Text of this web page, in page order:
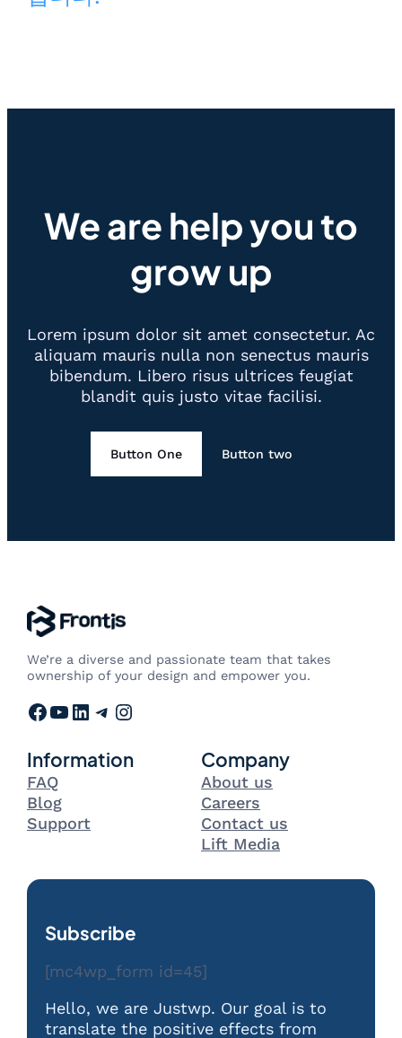
We are help you to
grow up
Lorem ipsum dolor sit amet consectetur. Ac
aliquam mauris nulla non senectus mauris
bibendum. Libero risus ultrices feugiat
blandit quis justo vitae facilisi.
Button One Button two
We’re a diverse and passionate team that takes
ownership of your design and empower you.
Facebook YouTube LinkedIn Telegram Instagram
Information
FAQ
Blog
Support
Company
About us
Careers
Contact us
Lift Media
Subscribe
[mc4wp_form id=45]
Hello, we are Justwp. Our goal is to
translate the positive effects from